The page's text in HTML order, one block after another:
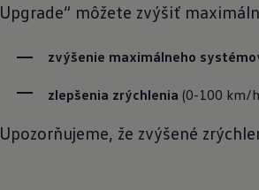
Upgrade“ môžete zvýšiť
zvýšenie maximálneho
zlepšenia zrýchlenia (0-100 km/
Upozorňujeme, že zvýšené